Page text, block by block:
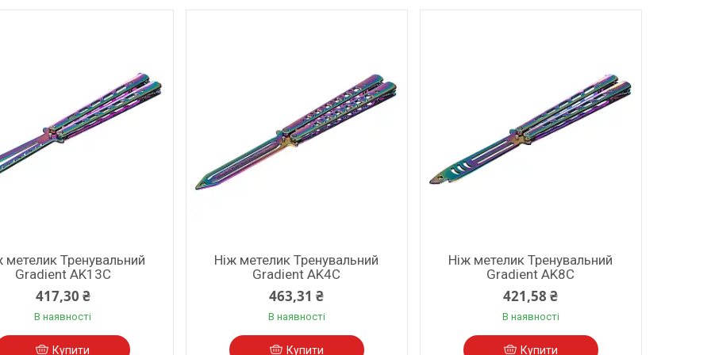
метелик Тренувальний
Gradient AK13C
417,30 ₴
В наявності
Купити
Ніж метелик Тренувальний
Gradient AK4C
463,31 ₴
В наявності
Купити
Ніж метелик Тренувальний
Gradient AK8C
421,58 ₴
В наявності
Купити